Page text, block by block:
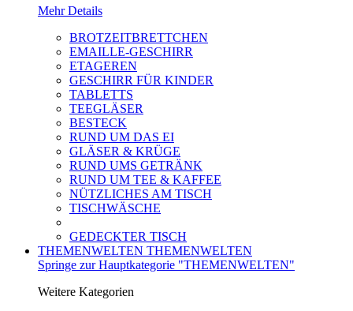
Mehr Details
BROTZEITBRETTCHEN
EMAILLE-GESCHIRR
ETAGEREN
GESCHIRR FÜR KINDER
TABLETTS
TEEGLÄSER
BESTECK
RUND UM DAS EI
GLÄSER & KRÜGE
RUND UMS GETRÄNK
RUND UM TEE & KAFFEE
NÜTZLICHES AM TISCH
TISCHWÄSCHE
GEDECKTER TISCH
THEMENWELTEN THEMENWELTEN
Springe zur Hauptkategorie "THEMENWELTEN"
Weitere Kategorien